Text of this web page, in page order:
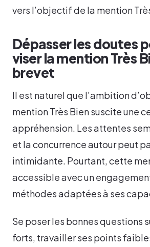
vers l’objectif de la mention
Dépasser les doutes
viser la mention Très
brevet
Il est naturel que l’ambition
mention Très Bien suscite une
appréhension. Les attentes
et la concurrence autour peut
intimidante. Pourtant, cette
accessible avec un
méthodes adaptées à ses
Se poser les bonnes questions
forts, travailler ses points